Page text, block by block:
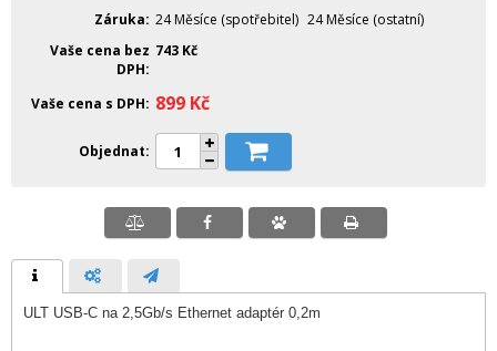
Záruka 24 Měsíce (spotřebitel) 24 Měsíce (ostatní)
Vaše cena bez
DPH
743 Kč
Vaše cena s DPH 899 Kč
Objednat
ULT USB-C na 2,5Gb/s Ethernet adaptér 0,2m